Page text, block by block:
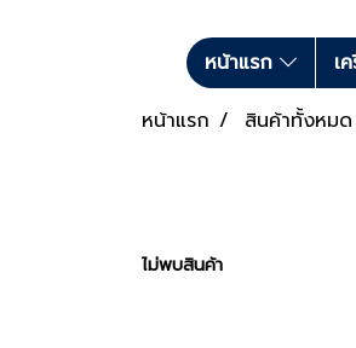
หน้าแรก เ
หน้าแรก
สินค้าทั้งหมด
ไม่พบสินค้า